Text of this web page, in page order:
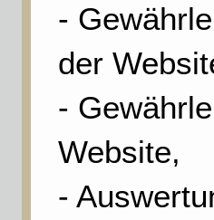
-
der
-
Website,
-